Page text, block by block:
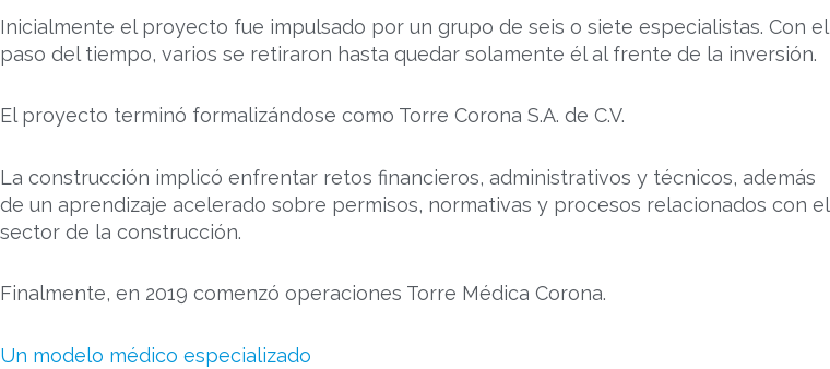
Inicialmente el proyecto fue impulsado por un grupo de seis o siete especialistas. Con el
paso del tiempo, varios se retiraron hasta quedar solamente él al frente de la inversión.
El proyecto terminó formalizándose como Torre Corona S.A. de C.V.
La construcción implicó enfrentar retos financieros, administrativos y técnicos, además
de un aprendizaje acelerado sobre permisos, normativas y procesos relacionados con el
sector de la construcción.
Finalmente, en 2019 comenzó operaciones Torre Médica Corona.
Un modelo médico especializado